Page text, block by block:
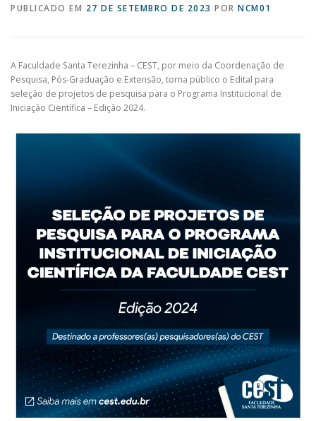
PUBLICADO EM 27 DE SETEMBRO DE 2023 POR NCM01
A Faculdade Santa Terezinha – CEST, por meio da Coordenação de
Pesquisa, Pós-Graduação e Extensão, torna público o Edital para
seleção de projetos de pesquisa para o Programa Institucional de
Iniciação Científica – Edição 2024.